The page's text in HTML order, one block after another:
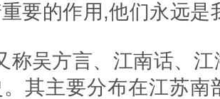
重要的作用,他们永远
吴方言、江南话、江
其主要分布在江苏南